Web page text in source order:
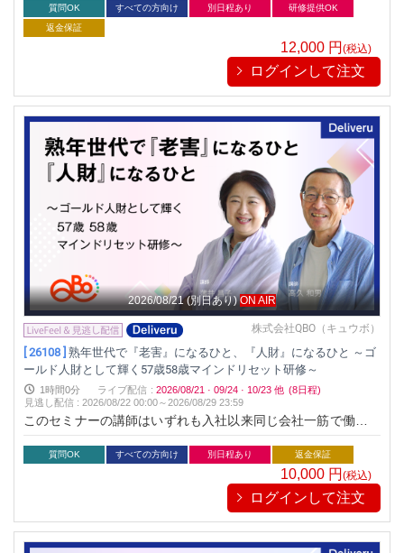
ても働いています。その間、闘病生活や介護など、様々な経験
を経ている講師だからこそ語れる、「ゴールド人財」になるた
めのマインドセットについて学んでいただく機会とします。
質問OK すべての方向け 別日程あり
研修提供OK
返金保証
12,000 円(税込)
ログインして注文
2026/08/21 (別日あり) ON AIR
株式会社QBO（キュウボ）
[ 26108 ] 熟年世代で『老害』になるひと、『人財』になるひと ～ゴ
ールド人財として輝く57歳58歳マインドリセット研修～
1時間0分 ライブ配信 : 2026/08/21 · 09/24 · 10/23 他 (8日程)
見逃し配信 :2026/08/22 00:00～2026/08/29 23:59
このセミナーの講師はいずれも入社以来同じ会社一筋で働き、
定年退職後は継続再雇用を続けながら、セカンドキャリアとし
ても働いています。その間、闘病生活や介護など、様々な経験
を経ている講師だからこそ語れる、「ゴールド人財」になるた
めのマインドセットについて学んでいただく機会とします。
質問OK すべての方向け 別日程あり 返金保証
10,000 円(税込)
ログインして注文